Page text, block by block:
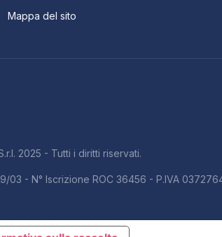
Mappa del sito
2025 - Tutti i diritti riservati.
03 - N° Iscrizione ROC 36456 - P.IVA